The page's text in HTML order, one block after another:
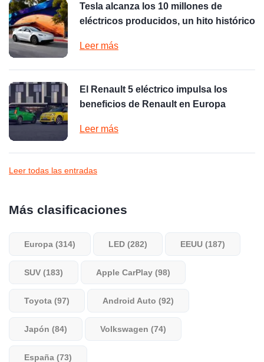
Tesla alcanza los 10 millones de
eléctricos producidos, un hito histórico
Leer más
El Renault 5 eléctrico impulsa los
beneficios de Renault en Europa
Leer más
Leer todas las entradas
Más clasificaciones
Europa (314) LED (282) EEUU (187)
SUV (183) Apple CarPlay (98)
Toyota (97) Android Auto (92)
Japón (84) Volkswagen (74)
España (73)